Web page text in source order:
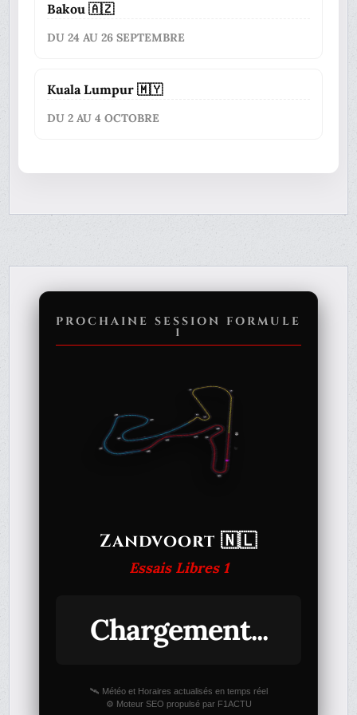
Bakou 🇦🇿
DU 24 AU 26 SEPTEMBRE
Kuala Lumpur 🇲🇾
DU 2 AU 4 OCTOBRE
PROCHAINE SESSION FORMULE
1
Zandvoort 🇳🇱
Essais Libres 1
Chargement...
🛰️ Météo et Horaires actualisés en temps réel
⚙️ Moteur SEO propulsé par F1ACTU